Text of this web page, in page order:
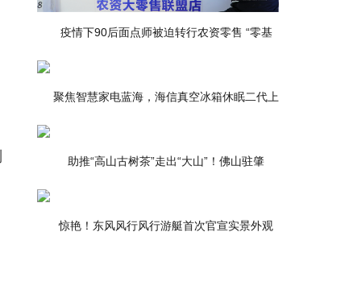
疫情下90后面点师被迫转行农资零售 “零基
聚焦智慧家电蓝海，海信真空冰箱休眠二代上
助推“高山古树茶”走出“大山”！佛山驻肇
惊艳！东风风行风行游艇首次官宣实景外观